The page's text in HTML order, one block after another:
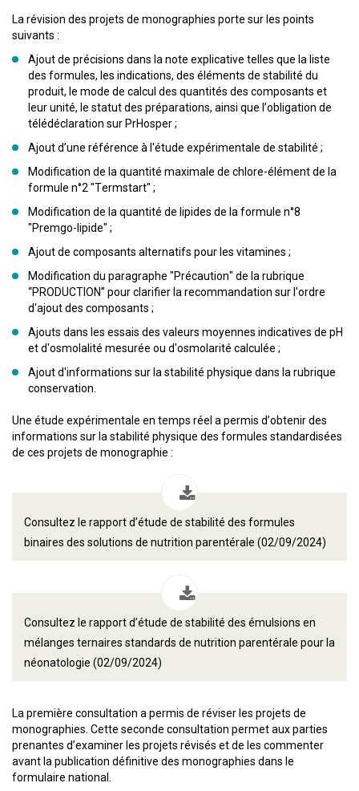
La révision des projets de monographies porte sur les points
suivants :
Ajout de précisions dans la note explicative telles que la liste
des formules, les indications, des éléments de stabilité du
produit, le mode de calcul des quantités des composants et
leur unité, le statut des préparations, ainsi que l’obligation de
télédéclaration sur PrHosper ;
Ajout d’une référence à l'étude expérimentale de stabilité ;
Modification de la quantité maximale de chlore-élément de la
formule n°2 "Termstart" ;
Modification de la quantité de lipides de la formule n°8
"Premgo-lipide" ;
Ajout de composants alternatifs pour les vitamines ;
Modification du paragraphe "Précaution" de la rubrique
“PRODUCTION” pour clarifier la recommandation sur l'ordre
d'ajout des composants ;
Ajouts dans les essais des valeurs moyennes indicatives de pH
et d'osmolalité mesurée ou d'osmolarité calculée ;
Ajout d'informations sur la stabilité physique dans la rubrique
conservation.
Une étude expérimentale en temps réel a permis d’obtenir des
informations sur la stabilité physique des formules standardisées
de ces projets de monographie :
Consultez le rapport d’étude de stabilité des formules
binaires des solutions de nutrition parentérale (02/09/2024)
Consultez le rapport d’étude de stabilité des émulsions en
mélanges ternaires standards de nutrition parentérale pour la
néonatologie (02/09/2024)
La première consultation a permis de réviser les projets de
monographies. Cette seconde consultation permet aux parties
prenantes d’examiner les projets révisés et de les commenter
avant la publication définitive des monographies dans le
formulaire national.